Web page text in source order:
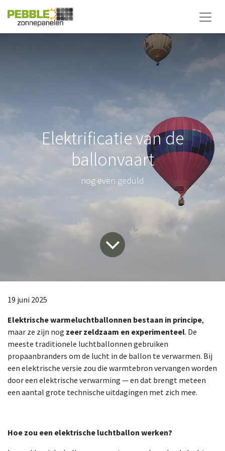
Elektrificatie van de
ballonvaart
nog even geduld
19 juni 2025
Elektrische warmeluchtballonnen bestaan in principe,
maar ze zijn nog zeer zeldzaam en experimenteel. De
meeste traditionele luchtballonnen gebruiken
propaanbranders om de lucht in de ballon te verwarmen. Bij
een elektrische versie zou die warmtebron vervangen worden
door een elektrische verwarming — en dat brengt meteen
een aantal grote technische uitdagingen met zich mee.
Hoe zou een elektrische luchtballon werken?